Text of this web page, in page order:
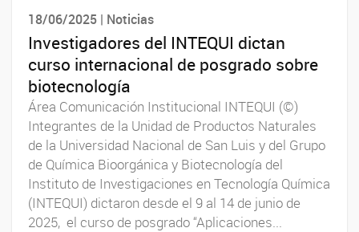
18/06/2025 | Noticias
Investigadores del INTEQUI dictan
curso internacional de posgrado sobre
biotecnología
Área Comunicación Institucional INTEQUI (©)
Integrantes de la Unidad de Productos Naturales
de la Universidad Nacional de San Luis y del Grupo
de Química Bioorgánica y Biotecnología del
Instituto de Investigaciones en Tecnología Química
(INTEQUI) dictaron desde el 9 al 14 de junio de
2025, el curso de posgrado “Aplicaciones...